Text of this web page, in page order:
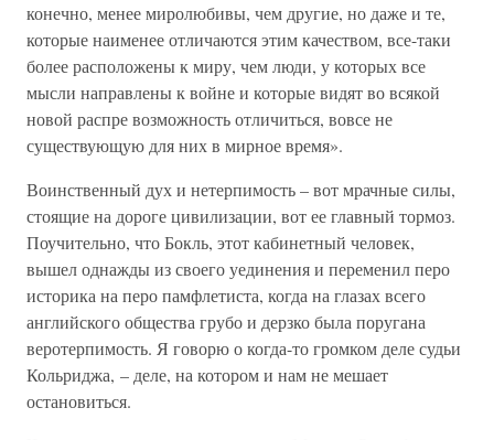
конечно, менее миролюбивы, чем другие, но даже и те,
которые наименее отличаются этим качеством, все-таки
более расположены к миру, чем люди, у которых все
мысли направлены к войне и которые видят во всякой
новой распре возможность отличиться, вовсе не
существующую для них в мирное время».
Воинственный дух и нетерпимость – вот мрачные силы,
стоящие на дороге цивилизации, вот ее главный тормоз.
Поучительно, что Бокль, этот кабинетный человек,
вышел однажды из своего уединения и переменил перо
историка на перо памфлетиста, когда на глазах всего
английского общества грубо и дерзко была поругана
веротерпимость. Я говорю о когда-то громком деле судьи
Кольриджа, – деле, на котором и нам не мешает
остановиться.